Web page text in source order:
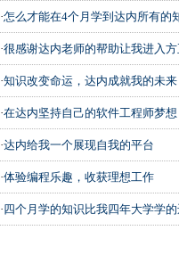
·怎么才能在4个月学到达内所有的
·很感谢达内老师的帮助让我进入
·知识改变命运，达内成就我的未来
·在达内坚持自己的软件工程师梦想
·达内给我一个展现自我的平台
·体验编程乐趣，收获理想工作
·四个月学的知识比我四年大学学